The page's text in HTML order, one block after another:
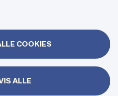
COOKIES
ALLE